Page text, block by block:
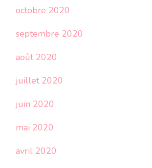
octobre 2020
septembre 2020
août 2020
juillet 2020
juin 2020
mai 2020
avril 2020